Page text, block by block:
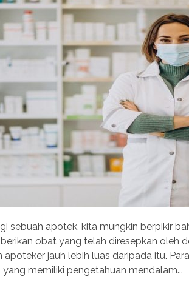
sebuah apotek, kita mungkin berpikir
obat yang telah diresepkan oleh
jauh lebih luas daripada itu.
memiliki pengetahuan mendalam...